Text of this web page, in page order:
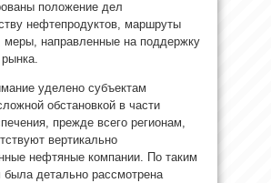
положение дел
нефтепродуктов, маршруты
меры, направленные на поддержку
уделено субъектам
обстановкой в части
прежде всего регионам,
вертикально
нефтяные компании. По таким
была детально рассмотрена